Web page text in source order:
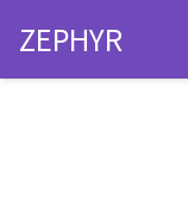
ZEPHYR